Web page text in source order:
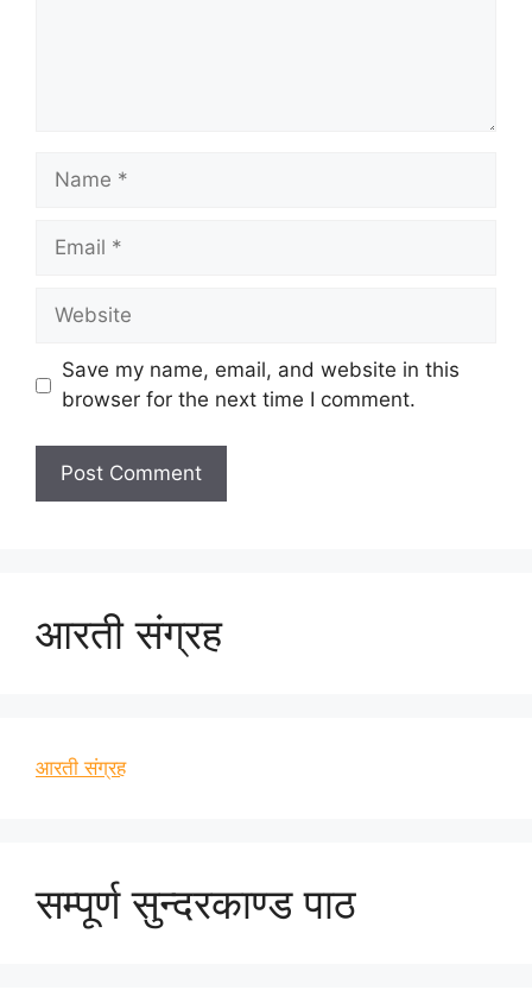
Name
Email
Website
Save my name, email, and website in this
browser for the next time I comment.
आरती संग्रह
आरती संग्रह
सम्पूर्ण सुन्दरकाण्ड पाठ